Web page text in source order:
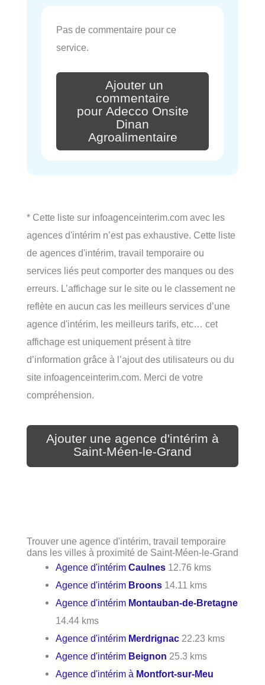
Pas de commentaire pour ce
service.
Ajouter un
commentaire
pour Adecco Onsite
Dinan
Agroalimentaire
* Cette liste sur infoagenceinterim.com avec les
agences d'intérim n’est pas exhaustive. Cette liste
de agences d'intérim, travail temporaire ou
services liés peut comporter des manques ou des
erreurs. L’affichage sur le site ou le classement ne
reflète en aucun cas les meilleurs services d’une
agence d'intérim, les meilleurs tarifs, etc… cet
affichage est uniquement présent à titre
d’information grâce à l’ajout des utilisateurs ou du
site infoagenceinterim.com. Merci de votre
compréhension.
Ajouter une agence d'intérim à
Saint-Méen-le-Grand
Trouver une agence d'intérim, travail temporaire
dans les villes à proximité de Saint-Méen-le-Grand
Agence d'intérimCaulnes 12.76 kms
Agence d'intérim Broons 14.11 kms
Agence d'intérim Montauban-de-Bretagne
14.44 kms
Agence d'intérim Merdrignac 22.23 kms
Agence d'intérim Beignon 25.3 kms
Agence d'intérim à Montfort-sur-Meu